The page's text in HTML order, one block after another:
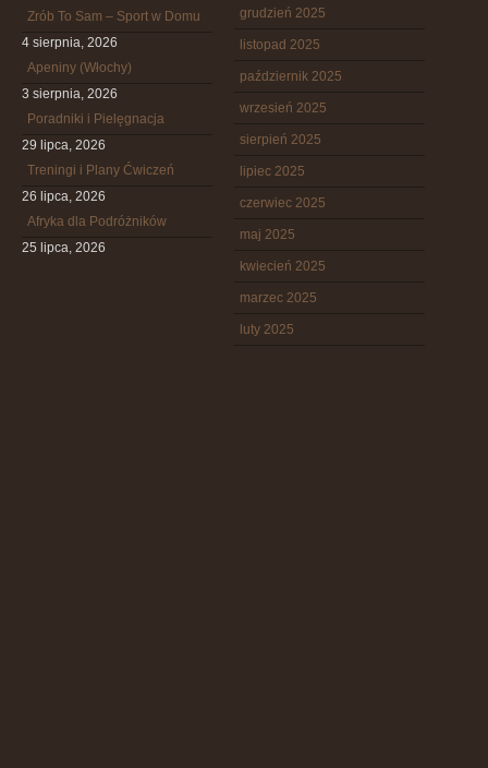
Zrób To Sam – Sport w Domu
4 sierpnia, 2026
Apeniny (Włochy)
3 sierpnia, 2026
Poradniki i Pielęgnacja
29 lipca, 2026
Treningi i Plany Ćwiczeń
26 lipca, 2026
Afryka dla Podróżników
25 lipca, 2026
grudzień 2025
listopad 2025
październik 2025
wrzesień 2025
sierpień 2025
lipiec 2025
czerwiec 2025
maj 2025
kwiecień 2025
marzec 2025
luty 2025